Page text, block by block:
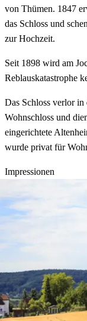
von Thümen. 1847
das Schloss und
zur Hochzeit.
Seit 1898 wird am
Reblauskatastrophe
Das Schloss verlor in
Wohnschloss und
eingerichtete
wurde privat für
Impressionen